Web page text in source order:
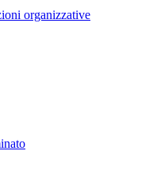
organizzative